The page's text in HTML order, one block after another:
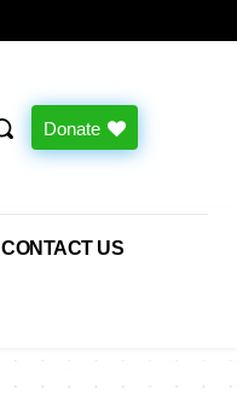
Donate
CONTACT US